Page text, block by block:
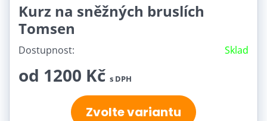
Kurz na sněžných bruslích
Tomsen
Dostupnost: Sklad
od 1200 Kč s DPH
Zvolte variantu